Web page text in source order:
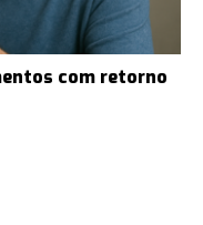
com retorno